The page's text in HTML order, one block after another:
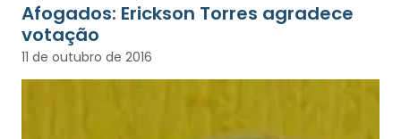
Afogados: Erickson Torres agradece
votação
11 de outubro de 2016